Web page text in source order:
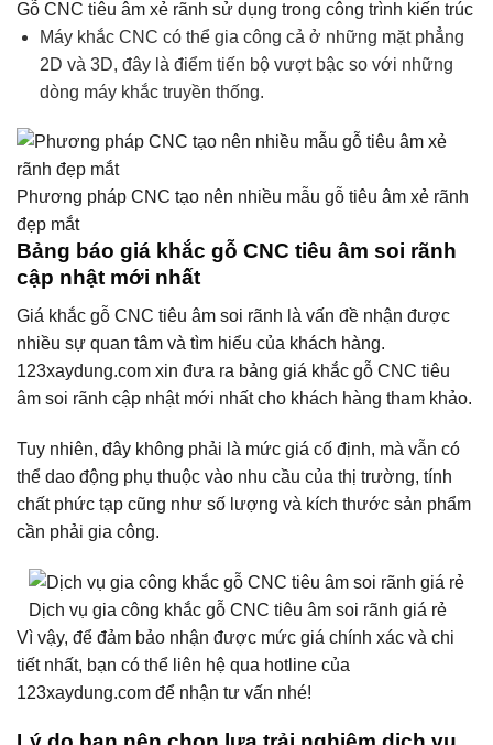
Gỗ CNC tiêu âm xẻ rãnh sử dụng trong công trình kiến trúc
Máy khắc CNC có thể gia công cả ở những mặt phẳng
2D và 3D, đây là điểm tiến bộ vượt bậc so với những
dòng máy khắc truyền thống.
Phương pháp CNC tạo nên nhiều mẫu gỗ tiêu âm xẻ rãnh
đẹp mắt
Bảng báo giá khắc gỗ CNC tiêu âm soi rãnh
cập nhật mới nhất
Giá khắc gỗ CNC tiêu âm soi rãnh là vấn đề nhận được
nhiều sự quan tâm và tìm hiểu của khách hàng.
123xaydung.com xin đưa ra bảng giá khắc gỗ CNC tiêu
âm soi rãnh cập nhật mới nhất cho khách hàng tham khảo.
Tuy nhiên, đây không phải là mức giá cố định, mà vẫn có
thể dao động phụ thuộc vào nhu cầu của thị trường, tính
chất phức tạp cũng như số lượng và kích thước sản phẩm
cần phải gia công.
Dịch vụ gia công khắc gỗ CNC tiêu âm soi rãnh giá rẻ
Vì vậy, để đảm bảo nhận được mức giá chính xác và chi
tiết nhất, bạn có thể liên hệ qua hotline của
123xaydung.com để nhận tư vấn nhé!